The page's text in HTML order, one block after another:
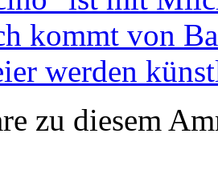
kommt von
werden
zu diesem